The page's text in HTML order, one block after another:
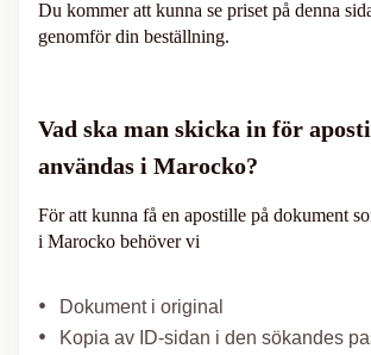
Du kommer att kunna se priset på denna
genomför din beställning.
Vad ska man skicka in för
användas i Marocko?
För att kunna få en apostille på dokument
i Marocko behöver vi
Dokument i original
Kopia av ID-sidan i den sökandes